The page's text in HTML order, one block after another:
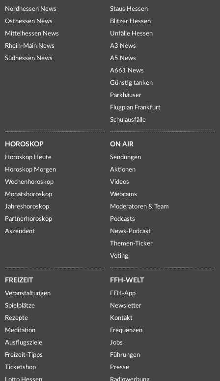
Nordhessen News
Osthessen News
Mittelhessen News
Rhein-Main News
Südhessen News
Staus Hessen
Blitzer Hessen
Unfälle Hessen
A3 News
A5 News
A661 News
Günstig tanken
Parkhäuser
Flugplan Frankfurt
Schulausfälle
HOROSKOP
Horoskop Heute
Horoskop Morgen
Wochenhoroskop
Monatshoroskop
Jahreshoroskop
Partnerhoroskop
Aszendent
ON AIR
Sendungen
Aktionen
Videos
Webcams
Moderatoren & Team
Podcasts
News-Podcast
Themen-Ticker
Voting
FREIZEIT
Veranstaltungen
Spielplätze
Rezepte
Meditation
Ausflugsziele
Freizeit-Tipps
Ticketshop
Lotto Hessen
FFH-WELT
FFH-App
Newsletter
Kontakt
Frequenzen
Jobs
Führungen
Presse
Radiowerbung